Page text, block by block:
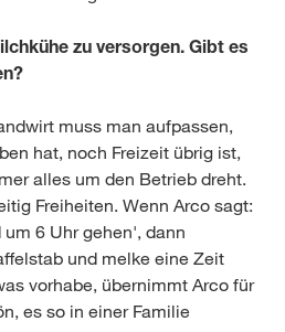
zu versorgen. Gibt es
muss man aufpassen,
hat, noch Freizeit übrig ist,
alles um den Betrieb dreht.
Freiheiten. Wenn Arco sagt:
6 Uhr gehen', dann
und melke eine Zeit
vorhabe, übernimmt Arco für
es so in einer Familie